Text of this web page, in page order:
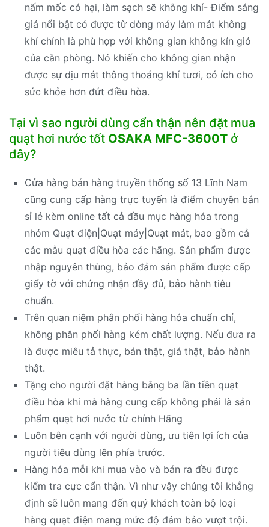
nấm mốc có hại, làm sạch sẽ không khí- Điểm sáng
giá nổi bật có được từ dòng máy làm mát không
khí chính là phù hợp với không gian không kín gió
của căn phòng. Nó khiến cho không gian nhận
được sự dịu mát thông thoáng khí tươi, có ích cho
sức khỏe hơn đứt điều hòa.
Tại vì sao người dùng cẩn thận nên đặt mua
quạt hơi nước tốt OSAKA MFC-3600T ở
đây?
Cửa hàng bán hàng truyền thống số 13 Lĩnh Nam
cũng cung cấp hàng trực tuyến là điểm chuyên bán
sỉ lẻ kèm online tất cả đầu mục hàng hóa trong
nhóm Quạt điện|Quạt máy|Quạt mát, bao gồm cả
các mẫu quạt điều hòa các hãng. Sản phẩm được
nhập nguyên thùng, bảo đảm sản phẩm được cấp
giấy tờ với chứng nhận đầy đủ, bảo hành tiêu
chuẩn.
Trên quan niệm phân phối hàng hóa chuẩn chỉ,
không phân phối hàng kém chất lượng. Nếu đưa ra
là được miêu tả thực, bán thật, giá thật, bảo hành
thật.
Tặng cho người đặt hàng bằng ba lần tiền quạt
điều hòa khi mà hàng cung cấp không phải là sản
phẩm quạt hơi nước từ chính Hãng
Luôn bên cạnh với người dùng, ưu tiên lợi ích của
người tiêu dùng lên phía trước.
Hàng hóa mỗi khi mua vào và bán ra đều được
kiểm tra cực cẩn thận. Vì như vậy chúng tôi khẳng
định sẽ luôn mang đến quý khách toàn bộ loại
hàng quạt điện mang mức độ đảm bảo vượt trội.